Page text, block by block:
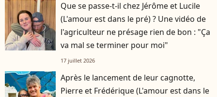
Que se passe-t-il chez Jérôme et Lucile
(L'amour est dans le pré) ? Une vidéo de
l'agriculteur ne présage rien de bon : "Ça
va mal se terminer pour moi"
17 juillet 2026
Après le lancement de leur cagnotte,
Pierre et Frédérique (L'amour est dans le